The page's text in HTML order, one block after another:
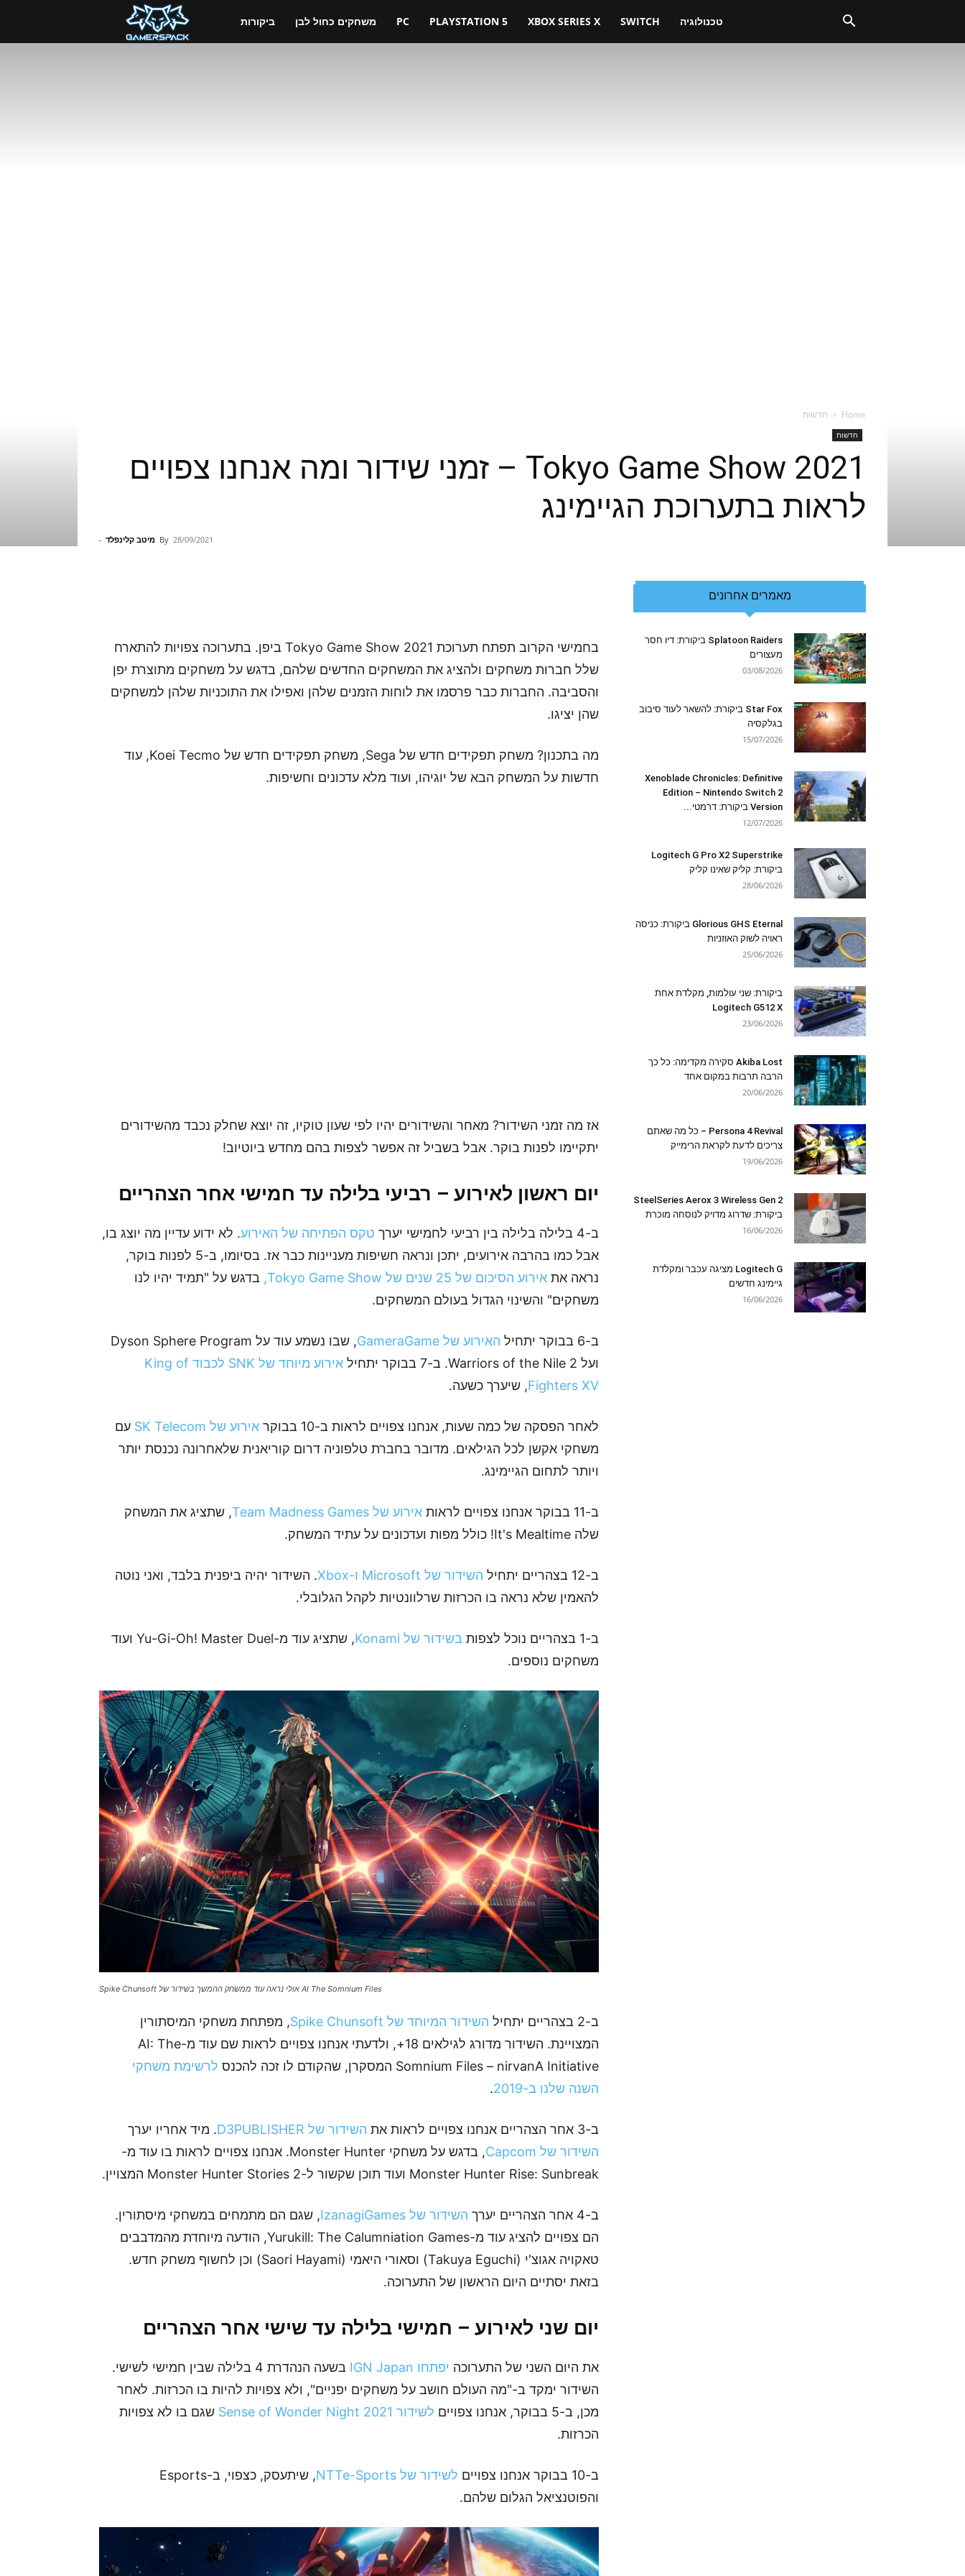
ביקורות משחקים כחול לבן PC PLAYSTATION 5 XBOX SERIES X SWITCH טכנולוגיה
Home חדשות
חדשות
Tokyo Game Show 2021 – זמני שידור ומה אנחנו צפויים
לראות בתערוכת הגיימינג
By מיטב קלינפלד - 28/09/2021
בחמישי הקרוב תפתח תערוכת Tokyo Game Show 2021 ביפן. בתערוכה צפויות להתארח
שלל חברות משחקים ולהציג את המשחקים החדשים שלהם, בדגש על משחקים מתוצרת יפן
והסביבה. החברות כבר פרסמו את לוחות הזמנים שלהן ואפילו את התוכניות שלהן למשחקים
שהן יציגו.
מה בתכנון? משחק תפקידים חדש של Sega, משחק תפקידים חדש של Koei Tecmo, עוד
חדשות על המשחק הבא של יוגיהו, ועוד מלא עדכונים וחשיפות.
אז מה זמני השידור? מאחר והשידורים יהיו לפי שעון טוקיו, זה יוצא שחלק נכבד מהשידורים
יתקיימו לפנות בוקר. אבל בשביל זה אפשר לצפות בהם מחדש ביוטיוב!
יום ראשון לאירוע – רביעי בלילה עד חמישי אחר הצהריים
ב-4 בלילה בלילה בין רביעי לחמישי יערך טקס הפתיחה של האירוע. לא ידוע עדיין מה יוצג בו,
אבל כמו בהרבה אירועים, יתכן ונראה חשיפות מעניינות כבר אז. בסיומו, ב-5 לפנות בוקר,
נראה את אירוע הסיכום של 25 שנים של Tokyo Game Show,
בדגש על "תמיד יהיו לנו
משחקים" והשינוי הגדול בעולם המשחקים.
ב-6 בבוקר יתחיל האירוע של GameraGame
, שבו נשמע עוד על Dyson Sphere Program
ועל Warriors of the Nile 2. ב-7 בבוקר יתחיל
אירוע מיוחד של SNK לכבוד King of
Fighters XV, שיערך כשעה.
לאחר הפסקה של כמה שעות, אנחנו צפויים לראות ב-10 בבוקר אירוע של SK Telecom
עם
משחקי אקשן לכל הגילאים. מדובר בחברת טלפוניה דרום קוריאנית שלאחרונה נכנסת יותר
ויותר לתחום הגיימינג.
ב-11 בבוקר אנחנו צפויים לראות אירוע של Team Madness Games
, שתציג את המשחק
שלה It's Mealtime! כולל מפות ועדכונים על עתיד המשחק.
ב-12 בצהריים יתחיל השידור של Microsoft ו-Xbox
. השידור יהיה ביפנית בלבד, ואני נוטה
להאמין שלא נראה בו הכרזות שרלוונטיות לקהל הגלובלי.
ב-1 בצהריים נוכל לצפות בשידור של Konami
, שתציג עוד מ-Yu-Gi-Oh! Master Duel ועוד
משחקים נוספים.
AI The Somnium Files אולי נראה עוד ממשחק ההמשך בשידור של Spike Chunsoft
ב-2 בצהריים יתחיל השידור המיוחד של Spike Chunsoft
, מפתחת משחקי המיסתורין
המצויינת. השידור מדורג לגילאים 18+, ולדעתי אנחנו צפויים לראות שם עוד מ-AI: The
Somnium Files – nirvanA Initiative המסקרן, שהקודם לו זכה להכנס
לרשימת משחקי
השנה שלנו ב-2019
.
ב-3 אחר הצהריים אנחנו צפויים לראות את השידור של D3PUBLISHER
. מיד אחריו יערך
השידור של Capcom
, בדגש על משחקי Monster Hunter. אנחנו צפויים לראות בו עוד מ-
Monster Hunter Rise: Sunbreak ועוד תוכן שקשור ל-Monster Hunter Stories 2 המצויין.
ב-4 אחר הצהריים יערך השידור של IzanagiGames
, שגם הם מתמחים במשחקי מיסתורין.
הם צפויים להציג עוד מ-Yurukill: The Calumniation Games, הודעה מיוחדת מהמדבבים
טאקויה אגוצ'י (Takuya Eguchi) וסאורי היאמי (Saori Hayami) וכן לחשוף משחק חדש.
בזאת יסתיים היום הראשון של התערוכה.
יום שני לאירוע – חמישי בלילה עד שישי אחר הצהריים
את היום השני של התערוכה יפתחו IGN Japan
בשעה הנהדרת 4 בלילה שבין חמישי לשישי.
השידור ימקד ב-"מה העולם חושב על משחקים יפניים", ולא צפויות להיות בו הכרזות. לאחר
מכן, ב-5 בבוקר, אנחנו צפויים
לשידור Sense of Wonder Night 2021
שגם בו לא צפויות
הכרזות.
ב-10 בבוקר אנחנו צפויים לשידור של NTTe-Sports
, שיתעסק, כצפוי, ב-Esports
והפוטנציאל הגלום שלהם.
מאמרים אחרונים
Splatoon Raiders ביקורת: דיו חסר
מעצורים
03/08/2026
Star Fox ביקורת: להשאר לעוד סיבוב
בגלקסיה
15/07/2026
Xenoblade Chronicles: Definitive
Edition – Nintendo Switch 2
Version ביקורת: דרמטי...
12/07/2026
Logitech G Pro X2 Superstrike
ביקורת: קליק שאינו קליק
28/06/2026
Glorious GHS Eternal ביקורת: כניסה
ראויה לשוק האוזניות
25/06/2026
ביקורת: שני עולמות, מקלדת אחת
Logitech G512 X
23/06/2026
Akiba Lost סקירה מקדימה: כל כך
הרבה תרבות במקום אחד
20/06/2026
Persona 4 Revival – כל מה שאתם
צריכים לדעת לקראת הרימייק
19/06/2026
SteelSeries Aerox 3 Wireless Gen 2
ביקורת: שדרוג מדויק לנוסחה מוכרת
16/06/2026
Logitech G מציגה עכבר ומקלדת
גיימינג חדשים
16/06/2026